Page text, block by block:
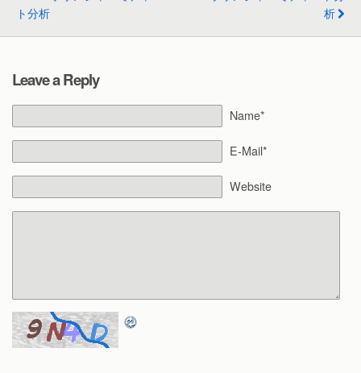
ト分析
析
Leave a Reply
Name*
E-Mail*
Website